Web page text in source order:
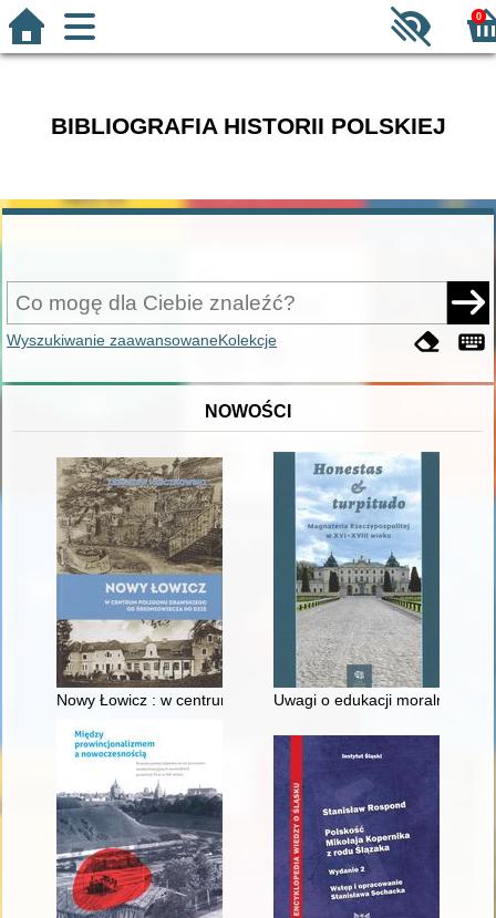
0
BIBLIOGRAFIA HISTORII POLSKIEJ
Wyszukiwanie zaawansowaneKolekcje
NOWOŚCI
Nowy Łowicz : w centrum poligonu drawskiego od
Uwagi o edukacji moralnej